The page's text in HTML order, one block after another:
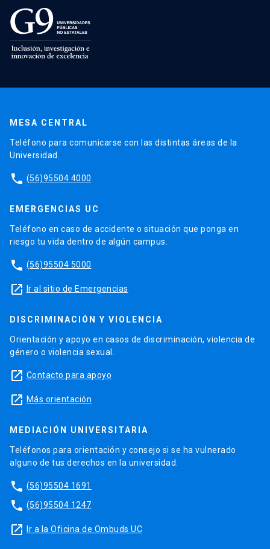
MESA CENTRAL
Teléfono para comunicarse con las distintas áreas de la
Universidad.
phone (56)95504 4000
EMERGENCIAS UC
Teléfono en caso de accidente o situación que ponga en
riesgo tu vida dentro de algún campus.
phone (56)95504 5000
launch Ir al sitio de Emergencias
DISCRIMINACIÓN Y VIOLENCIA
Orientación y apoyo en casos de discriminación, violencia de
género o violencia sexual.
launch Contacto para apoyo
launch Más orientación
MEDIACIÓN UNIVERSITARIA
Teléfonos para orientación y consejo si se ha vulnerado
alguno de tus derechos en la universidad.
phone (56)95504 1691
phone (56)95504 1247
launch Ir a la Oficina de Ombuds UC